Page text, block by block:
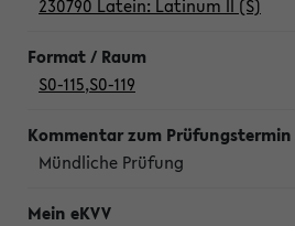
230790 Latein: Latinum II (S)
S0-115,S0-119
Mündliche Prüfung